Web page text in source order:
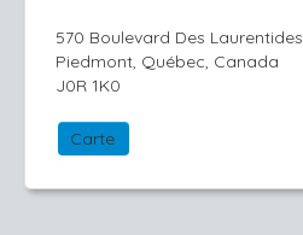
570 Boulevard Des Laurentides
Piedmont, Québec, Canada
J0R 1K0
Carte